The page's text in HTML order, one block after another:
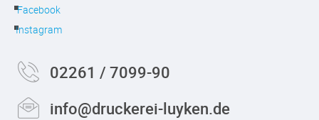
Facebook
Instagram
02261 / 7099-90
info@druckerei-luyken.de